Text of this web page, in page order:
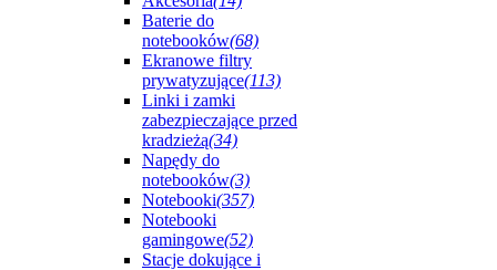
Baterie do
notebooków(68)
Ekranowe filtry
prywatyzujące(113)
Linki i zamki
zabezpieczające przed
kradzieżą(34)
Napędy do
notebooków(3)
Notebooki(357)
Notebooki
gamingowe(52)
Stacje dokujące i